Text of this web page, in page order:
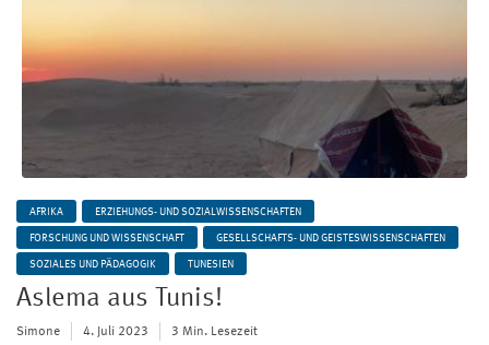
AFRIKA ERZIEHUNGS- UND SOZIALWISSENSCHAFTEN
FORSCHUNG UND WISSENSCHAFT GESELLSCHAFTS- UND GEISTESWISSENSCHAFTEN
SOZIALES UND PÄDAGOGIK TUNESIEN
Aslema aus Tunis!
Simone 4. Juli 2023 3 Min. Lesezeit